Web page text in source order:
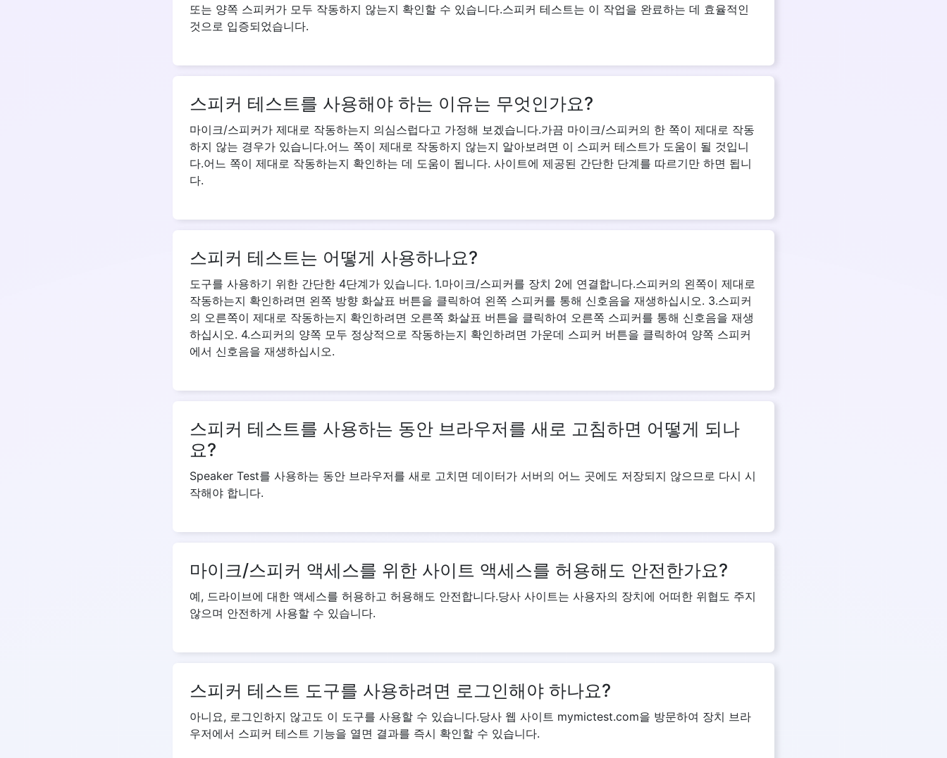
또는 양쪽 스피커가 모두 작동하지 않는지 확인할 수 있습니다.스피커 테스트는 이 작업을 완료하는 데 효율적인
것으로 입증되었습니다.
스피커 테스트를 사용해야 하는 이유는 무엇인가요?
마이크/스피커가 제대로 작동하는지 의심스럽다고 가정해 보겠습니다.가끔 마이크/스피커의 한 쪽이 제대로 작동
하지 않는 경우가 있습니다.어느 쪽이 제대로 작동하지 않는지 알아보려면 이 스피커 테스트가 도움이 될 것입니
다.어느 쪽이 제대로 작동하는지 확인하는 데 도움이 됩니다. 사이트에 제공된 간단한 단계를 따르기만 하면 됩니
다.
스피커 테스트는 어떻게 사용하나요?
도구를 사용하기 위한 간단한 4단계가 있습니다. 1.마이크/스피커를 장치 2에 연결합니다.스피커의 왼쪽이 제대로
작동하는지 확인하려면 왼쪽 방향 화살표 버튼을 클릭하여 왼쪽 스피커를 통해 신호음을 재생하십시오. 3.스피커
의 오른쪽이 제대로 작동하는지 확인하려면 오른쪽 화살표 버튼을 클릭하여 오른쪽 스피커를 통해 신호음을 재생
하십시오. 4.스피커의 양쪽 모두 정상적으로 작동하는지 확인하려면 가운데 스피커 버튼을 클릭하여 양쪽 스피커
에서 신호음을 재생하십시오.
스피커 테스트를 사용하는 동안 브라우저를 새로 고침하면 어떻게 되나
요?
Speaker Test를 사용하는 동안 브라우저를 새로 고치면 데이터가 서버의 어느 곳에도 저장되지 않으므로 다시 시
작해야 합니다.
마이크/스피커 액세스를 위한 사이트 액세스를 허용해도 안전한가요?
예, 드라이브에 대한 액세스를 허용하고 허용해도 안전합니다.당사 사이트는 사용자의 장치에 어떠한 위협도 주지
않으며 안전하게 사용할 수 있습니다.
스피커 테스트 도구를 사용하려면 로그인해야 하나요?
아니요, 로그인하지 않고도 이 도구를 사용할 수 있습니다.당사 웹 사이트 mymictest.com을 방문하여 장치 브라
우저에서 스피커 테스트 기능을 열면 결과를 즉시 확인할 수 있습니다.